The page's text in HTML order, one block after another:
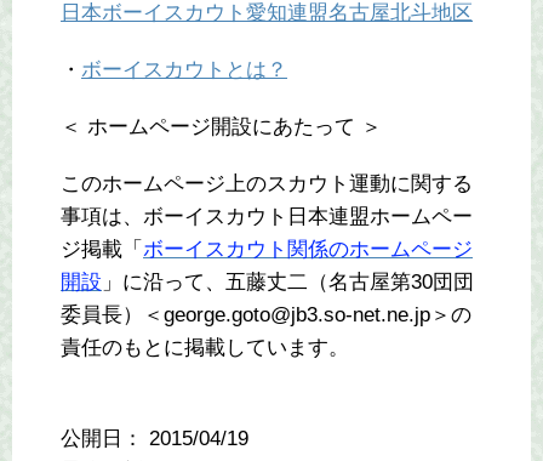
日本ボーイスカウト愛知連盟名古屋北斗地区
・ ボーイスカウトとは？
＜ ホームページ開設にあたって ＞
このホームページ上のスカウト運動に関する
事項は、ボーイスカウト日本連盟ホームペー
ジ掲載「 ボーイスカウト関係のホームページ
開設 」に沿って、五藤丈二（名古屋第30団団
委員長）＜george.goto@jb3.so-net.ne.jp＞の
責任のもとに掲載しています。
公開日： 2015/04/19